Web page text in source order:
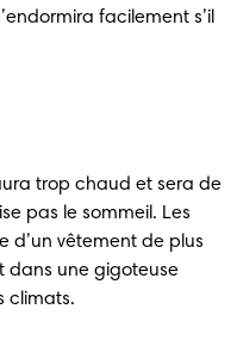
facilement s’il
trop chaud et sera de
pas le sommeil. Les
d’un vêtement de plus
dans une gigoteuse
climats.